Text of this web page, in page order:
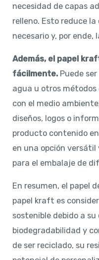
necesidad de capas
relleno. Esto reduce
necesario y, por ende,
Además, el papel
fácilmente. Puede
agua u otros métodos
con el medio
diseños, logos o
producto contenido
en una opción
para el embalaje de
En resumen, el papel
papel kraft es
sostenible debido a su
biodegradabilidad y
de ser reciclado, su